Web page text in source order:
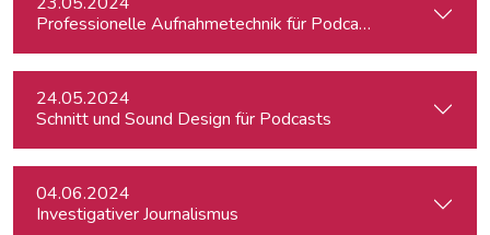
Professionelle Aufnahmetechnik für Podcasts
24.05.2024
Schnitt und Sound Design für Podcasts
04.06.2024
Investigativer Journalismus